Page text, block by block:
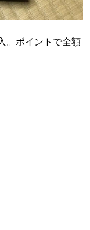
。ポイントで全額